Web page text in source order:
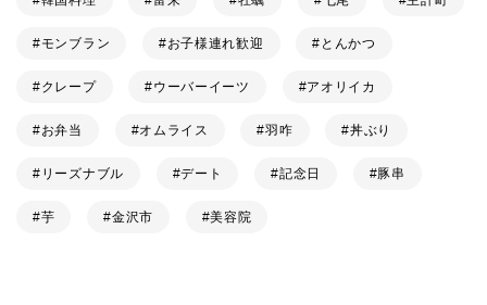
モンブラン お子様連れ歓迎 とんかつ
クレープ ウーバーイーツ アオリイカ
お弁当 オムライス 羽咋 丼ぶり
リーズナブル デート 記念日 豚串
芋 金沢市 美容院